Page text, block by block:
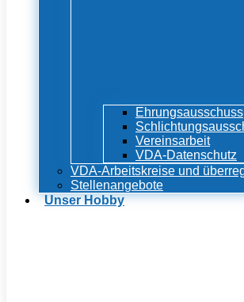
Ehrungsausschuss
Vereinsarbeit
VDA-Datenschutz
VDA-Arbeitskreise und
Stellenangebote
Unser Hobby